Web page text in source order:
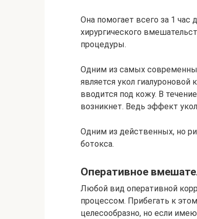
Она помогает всего за 1 час
хирургического
процедуры.
Одним из самых
является укол
вводится под кожу. В
возникнет. Ведь эффект
Одним из действенных, но
ботокса.
Оперативное
Любой вид оперативной
процессом. Прибегать к
целесообразно, но если